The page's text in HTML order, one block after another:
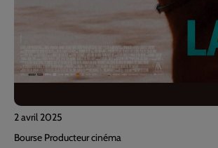
2 avril 2025
Bourse Producteur cinéma